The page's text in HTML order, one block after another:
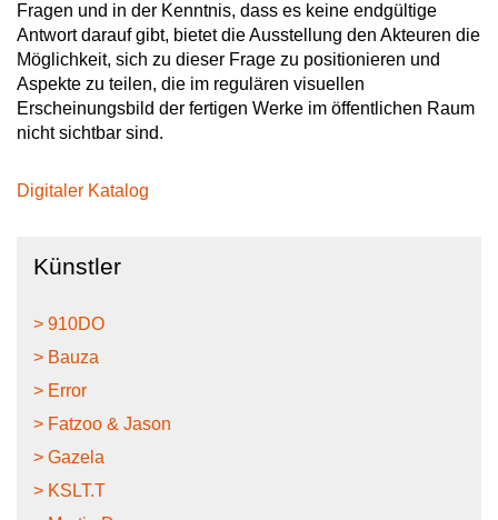
Fragen und in der Kenntnis, dass es keine endgültige
Antwort darauf gibt, bietet die Ausstellung den Akteuren die
Möglichkeit, sich zu dieser Frage zu positionieren und
Aspekte zu teilen, die im regulären visuellen
Erscheinungsbild der fertigen Werke im öffentlichen Raum
nicht sichtbar sind.
Digitaler Katalog
Künstler
> 910DO
> Bauza
> Error
> Fatzoo & Jason
> Gazela
> KSLT.T